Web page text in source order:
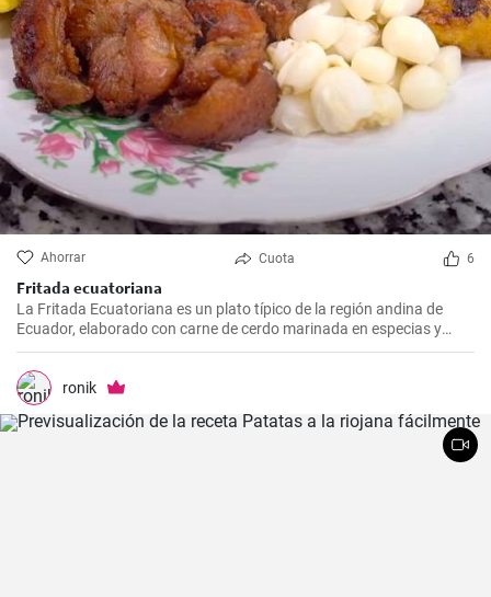
Ahorrar Cuota 6
Fritada ecuatoriana
La Fritada Ecuatoriana es un plato típico de la región andina de
Ecuador, elaborado con carne de cerdo marinada en especias y
cocinada a fuego lento en una olla con agua hasta que quede suave
y tierna.
ronik